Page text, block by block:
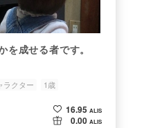
を成せる者です。
ラクター 1歳
16.95 ALIS
0.00 ALIS